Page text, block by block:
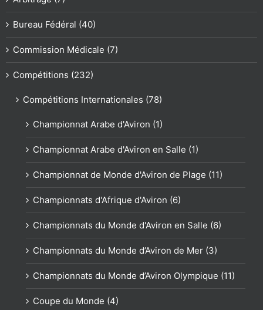
Bureau Fédéral (40)
Commission Médicale (7)
Compétitions (232)
Compétitions Internationales (78)
Championnat Arabe d'Aviron (1)
Championnat Arabe d'Aviron en Salle (1)
Championnat de Monde d'Aviron de Plage (11)
Championnats d'Afrique d'Aviron (6)
Championnats du Monde d'Aviron en Salle (6)
Championnats du Monde d’Aviron de Mer (3)
Championnats du Monde d’Aviron Olympique (11)
Coupe du Monde (4)